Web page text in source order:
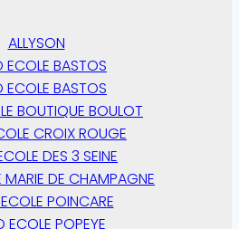
ALLYSON
ECOLE BASTOS
ECOLE BASTOS
BOUTIQUE BOULOT
CROIX ROUGE
DES 3 SEINE
DE CHAMPAGNE
POINCARE
ECOLE POPEYE